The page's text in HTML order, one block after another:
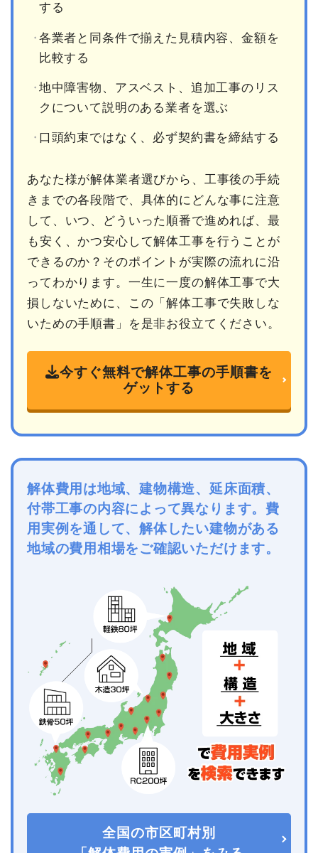
する
各業者と同条件で揃えた見積内容、金額を
比較する
地中障害物、アスベスト、追加工事のリス
クについて説明のある業者を選ぶ
口頭約束ではなく、必ず契約書を締結する
あなた様が解体業者選びから、工事後の手続
きまでの各段階で、具体的にどんな事に注意
して、いつ、どういった順番で進めれば、最
も安く、かつ安心して解体工事を行うことが
できるのか？そのポイントが実際の流れに沿
ってわかります。一生に一度の解体工事で大
損しないために、この「解体工事で失敗しな
いための手順書」を是非お役立てください。
今すぐ無料で解体工事の手順書を
ゲットする
解体費用は地域、建物構造、延床面積、
付帯工事の内容によって異なります。費
用実例を通して、解体したい建物がある
地域の費用相場をご確認いただけます。
全国の市区町村別